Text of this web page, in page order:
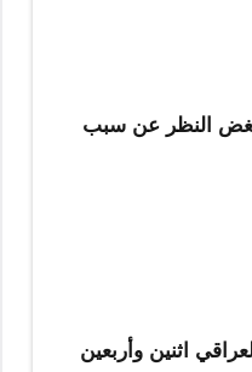
بغض النظر عن سبب
اثنين وأربعين